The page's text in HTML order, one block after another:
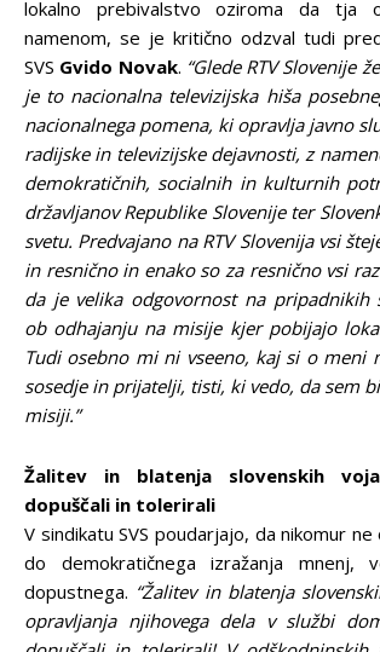
lokalno prebivalstvo oziroma da tja
namenom, se je kritično odzval tudi
SVS Gvido Novak. “Glede RTV Slovenije
je to nacionalna televizijska hiša
nacionalnega pomena, ki opravlja javno
radijske in televizijske dejavnosti, z
demokratičnih, socialnih in kulturnih
državljanov Republike Slovenije ter
svetu. Predvajano na RTV Slovenija vsi
in resnično in enako so za resnično vsi
da je velika odgovornost na pripadnikih
ob odhajanju na misije kjer pobijajo
Tudi osebno mi ni vseeno, kaj si o meni
sosedje in prijatelji, tisti, ki vedo, da sem
misiji.”
Žalitev in blatenja slovenskih
dopuščali in tolerirali
V sindikatu SVS poudarjajo, da nikomur
do demokratičnega izražanja mnenj,
dopustnega. “Žalitev in blatenja
opravljanja njihovega dela v službi